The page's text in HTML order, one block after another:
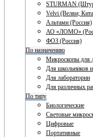
STURMAN
Velvi (Велви;
Альтами (Россия)
АО «ЛОМО»
ФОЗ (Россия)
По назначению
Микроскопы для
Для школьников и
Для лаборатории
Для различных
По типу
Биологические
Световые
Цифровые
Портативные